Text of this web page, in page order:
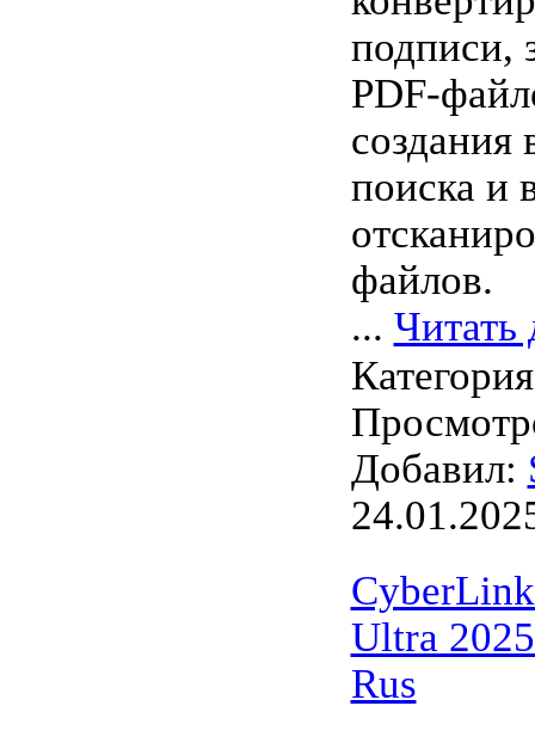
подписи,
PDF-
создания
поиска и
файлов.
... Читать
Добавил:
Ultra
Rus